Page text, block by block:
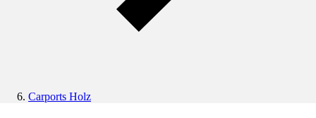
Carports Holz